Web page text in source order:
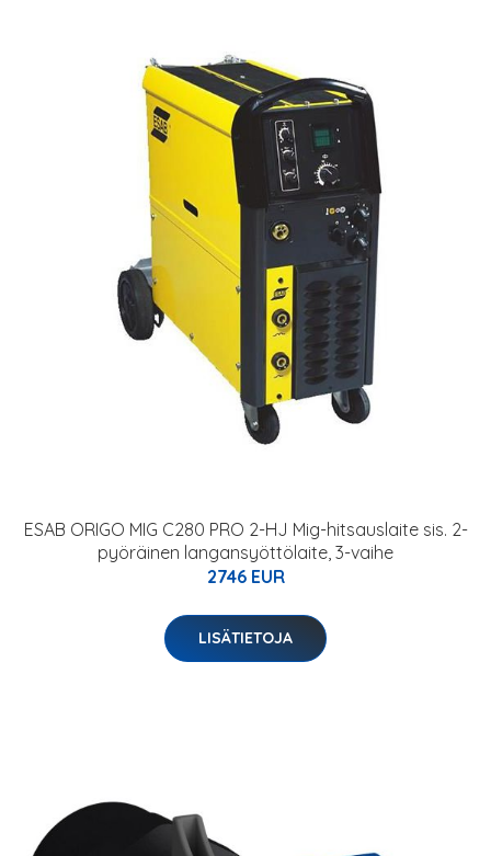
ESAB ORIGO MIG C280 PRO 2-HJ Mig-hitsauslaite sis. 2-
pyöräinen langansyöttölaite, 3-vaihe
2746 EUR
LISÄTIETOJA